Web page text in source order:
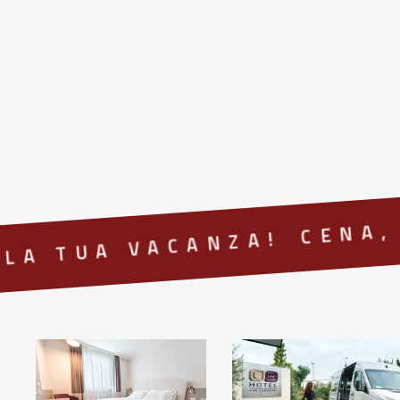
VACANZA!
CENA,
camera-
home
HotelDB_2013-
1220